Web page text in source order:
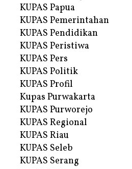
KUPAS Papua
KUPAS Pemerintahan
KUPAS Pendidikan
KUPAS Peristiwa
KUPAS Pers
KUPAS Politik
KUPAS Profil
Kupas Purwakarta
KUPAS Purworejo
KUPAS Regional
KUPAS Riau
KUPAS Seleb
KUPAS Serang